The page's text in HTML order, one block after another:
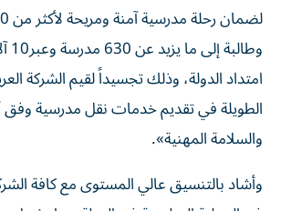
امتداد الدولة، وذلك تجسيداً لقيم الشركة
الطويلة في تقديم خدمات نقل مدرسية وفق
والسلامة المهنية».
وأشاد بالتنسيق عالي المستوى مع كافة